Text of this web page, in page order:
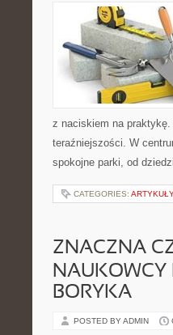
z naciskiem na
teraźniejszości. W
spokojne parki, od
CATEGORIES:
ZNACZNA
NAUKOWCY
BORYKA
POSTED BY ADMIN